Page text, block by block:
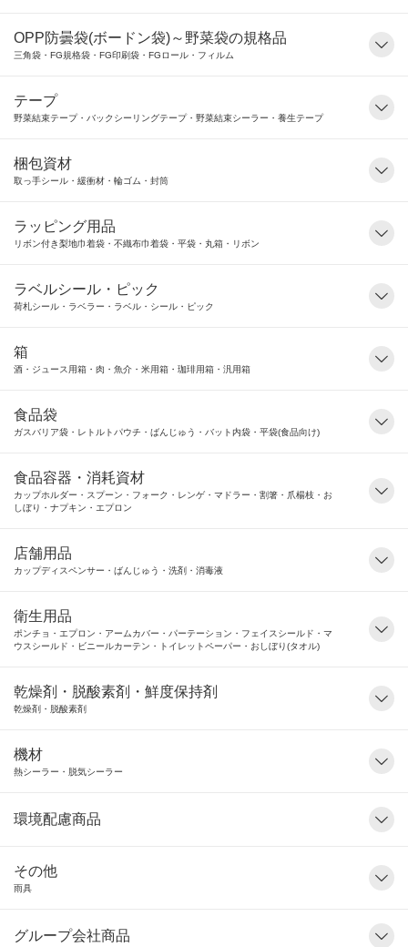
OPP防曇袋(ボードン袋)～野菜袋の規格品
三角袋・FG規格袋・FG印刷袋・FGロール・フィルム
テープ
野菜結束テープ・バックシーリングテープ・野菜結束シーラー・養生テープ
梱包資材
取っ手シール・緩衝材・輪ゴム・封筒
ラッピング用品
リボン付き梨地巾着袋・不織布巾着袋・平袋・丸箱・リボン
ラベルシール・ピック
荷札シール・ラベラー・ラベル・シール・ピック
箱
酒・ジュース用箱・肉・魚介・米用箱・珈琲用箱・汎用箱
食品袋
ガスバリア袋・レトルトパウチ・ばんじゅう・バット内袋・平袋(食品向け)
食品容器・消耗資材
カップホルダー・スプーン・フォーク・レンゲ・マドラー・割箸・爪楊枝・お
しぼり・ナプキン・エプロン
店舗用品
カップディスペンサー・ばんじゅう・洗剤・消毒液
衛生用品
ポンチョ・エプロン・アームカバー・パーテーション・フェイスシールド・マ
ウスシールド・ビニールカーテン・トイレットペーパー・おしぼり(タオル)
乾燥剤・脱酸素剤・鮮度保持剤
乾燥剤・脱酸素剤
機材
熱シーラー・脱気シーラー
環境配慮商品
その他
雨具
グループ会社商品